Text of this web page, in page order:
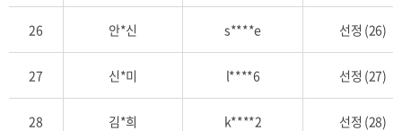
26 안*신 s****e 선정 (26)
27 신*미 l****6 선정 (27)
28 김*희 k****2 선정 (28)